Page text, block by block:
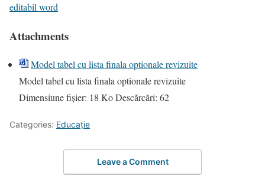
editabil word
Attachments
Model tabel cu lista finala optionale revizuite
Model tabel cu lista finala optionale revizuite
Dimensiune fișier: 18 KoDescărcări: 62
Categories: Educație
Leave a Comment